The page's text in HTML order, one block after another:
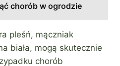
chorób w ogrodzie
pleśń, mączniak
biała, mogą skutecznie
chorób